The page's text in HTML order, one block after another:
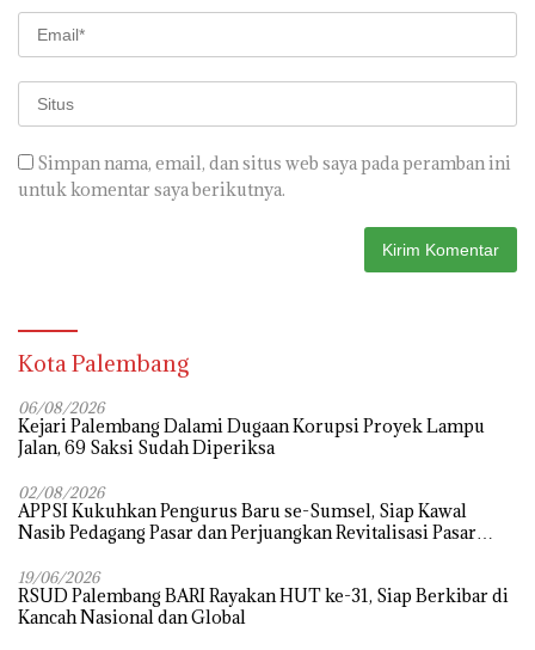
Simpan nama, email, dan situs web saya pada peramban ini
untuk komentar saya berikutnya.
Kota Palembang
06/08/2026
Kejari Palembang Dalami Dugaan Korupsi Proyek Lampu
Jalan, 69 Saksi Sudah Diperiksa
02/08/2026
APPSI Kukuhkan Pengurus Baru se-Sumsel, Siap Kawal
Nasib Pedagang Pasar dan Perjuangkan Revitalisasi Pasar
19/06/2026
RSUD Palembang BARI Rayakan HUT ke-31, Siap Berkibar di
Kancah Nasional dan Global